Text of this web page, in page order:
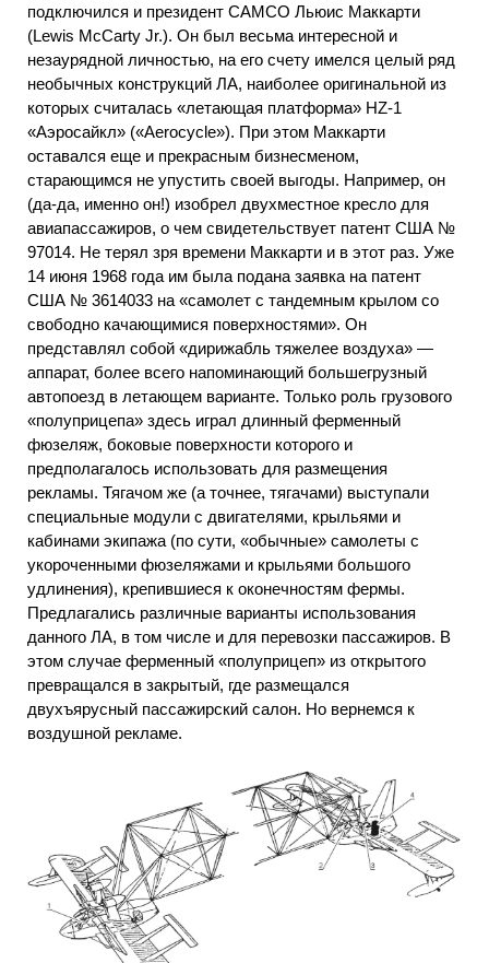
подключился и президент САМСО Льюис Маккарти
(Lewis McCarty Jr.). Он был весьма интересной и
незаурядной личностью, на его счету имелся целый ряд
необычных конструкций ЛА, наиболее оригинальной из
которых считалась «летающая платформа» HZ-1
«Аэросайкл» («Aerocycle»). При этом Маккарти
оставался еще и прекрасным бизнесменом,
старающимся не упустить своей выгоды. Например, он
(да-да, именно он!) изобрел двухместное кресло для
авиапассажиров, о чем свидетельствует патент США №
97014. Не терял зря времени Маккарти и в этот раз. Уже
14 июня 1968 года им была подана заявка на патент
США № 3614033 на «самолет с тандемным крылом со
свободно качающимися поверхностями». Он
представлял собой «дирижабль тяжелее воздуха» —
аппарат, более всего напоминающий большегрузный
автопоезд в летающем варианте. Только роль грузового
«полуприцепа» здесь играл длинный ферменный
фюзеляж, боковые поверхности которого и
предполагалось использовать для размещения
рекламы. Тягачом же (а точнее, тягачами) выступали
специальные модули с двигателями, крыльями и
кабинами экипажа (по сути, «обычные» самолеты с
укороченными фюзеляжами и крыльями большого
удлинения), крепившиеся к оконечностям фермы.
Предлагались различные варианты использования
данного ЛА, в том числе и для перевозки пассажиров. В
этом случае ферменный «полуприцеп» из открытого
превращался в закрытый, где размещался
двухъярусный пассажирский салон. Но вернемся к
воздушной рекламе.